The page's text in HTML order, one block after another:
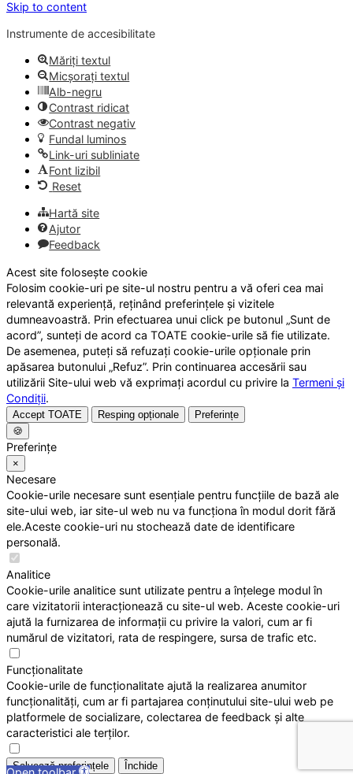
Skip to content
Instrumente de accesibilitate
Măriți textul
Micșorați textul
Alb-negru
Contrast ridicat
Contrast negativ
Fundal luminos
Link-uri subliniate
Font lizibil
Reset
Hartă site
Ajutor
Feedback
Acest site folosește cookie
Folosim cookie-uri pe site-ul nostru pentru a vă oferi cea mai
relevantă experiență, reținând preferințele și vizitele
dumneavoastră. Prin efectuarea unui click pe butonul „Sunt de
acord”, sunteți de acord ca TOATE cookie-urile să fie utilizate.
De asemenea, puteți să refuzați cookie-urile opționale prin
apăsarea butonului „Refuz”. Prin continuarea accesării sau
utilizării Site-ului web vă exprimați acordul cu privire la Termeni și
Condiții.
Accept TOATE Resping opționale
Preferințe
🍪
Preferințe
×
Necesare
Cookie-urile necesare sunt esențiale pentru funcțiile de bază ale
site-ului web, iar site-ul web nu va funcționa în modul dorit fără
ele.Aceste cookie-uri nu stochează date de identificare
personală.
Analitice
Cookie-urile analitice sunt utilizate pentru a înțelege modul în
care vizitatorii interacționează cu site-ul web. Aceste cookie-uri
ajută la furnizarea de informații cu privire la valori, cum ar fi
numărul de vizitatori, rata de respingere, sursa de trafic etc.
Funcționalitate
Cookie-urile de funcționalitate ajută la realizarea anumitor
funcționalități, cum ar fi partajarea conținutului site-ului web pe
platformele de socializare, colectarea de feedback și alte
caracteristici ale terților.
Salvează preferințele Închide